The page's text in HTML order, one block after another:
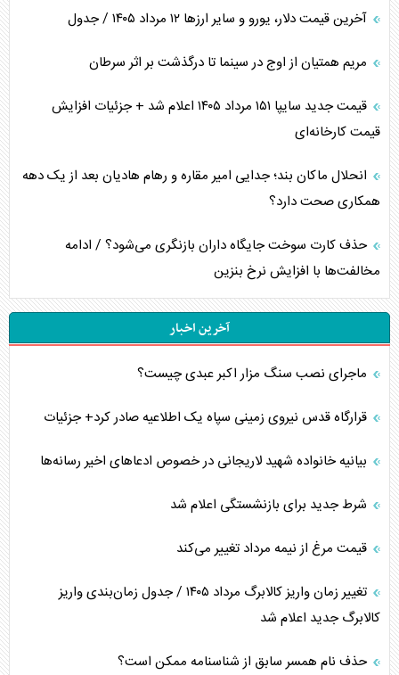
آخرین قیمت دلار، یورو و سایر ارز‌ها ۱۲ مرداد ۱۴۰۵ / جدول
مریم همتیان از اوج در سینما تا درگذشت بر اثر سرطان
قیمت جدید سایپا ۱۵۱ مرداد ۱۴۰۵ اعلام شد + جزئیات افزایش
قیمت کارخانه‌ای
انحلال ماکان بند؛ جدایی امیر مقاره و رهام هادیان بعد از یک دهه
همکاری صحت دارد؟
حذف کارت سوخت جایگاه داران بازنگری می‌شود؟ / ادامه
مخالفت‌ها با افزایش نرخ بنزین
آخرین اخبار
ماجرای نصب سنگ مزار اکبر عبدی چیست؟
قرارگاه قدس نیروی زمینی سپاه یک اطلاعیه صادر کرد+ جزئیات
بیانیه خانواده شهید لاریجانی در خصوص ادعاهای اخیر رسانه‌ها
شرط جدید برای بازنشستگی اعلام شد
قیمت مرغ از نیمه مرداد تغییر می‌کند
تغییر زمان واریز کالابرگ مرداد ۱۴۰۵ / جدول زمان‌بندی واریز
کالابرگ جدید اعلام شد
حذف نام همسر سابق از شناسنامه ممکن است؟